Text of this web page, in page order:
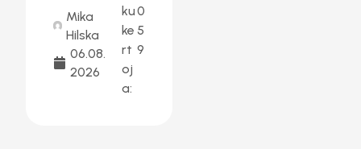
Mika
Hilska
06.08.
2026
ku
ke
rt
oj
a:
0
5
9